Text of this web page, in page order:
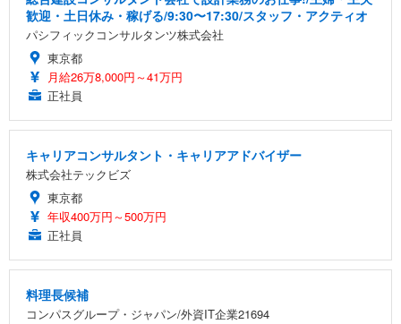
歓迎・土日休み・稼げる/9:30〜17:30/スタッフ・アクティオ
パシフィックコンサルタンツ株式会社
東京都
月給26万8,000円～41万円
正社員
キャリアコンサルタント・キャリアアドバイザー
株式会社テックビズ
東京都
年収400万円～500万円
正社員
料理長候補
コンパスグループ・ジャパン/外資IT企業21694